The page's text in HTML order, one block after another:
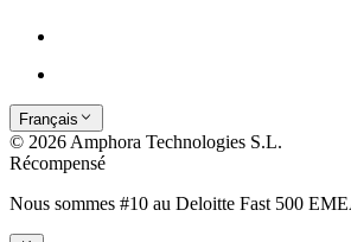
Français
© 2026 Amphora Technologies S.L.
Récompensé
Nous sommes #10 au Deloitte Fast 500